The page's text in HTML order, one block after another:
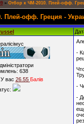
» Отбор к ЧМ-2010. Плей-офф.
Плей-офф. Греция -
638
вас 26.55 Балiв
-
-
-